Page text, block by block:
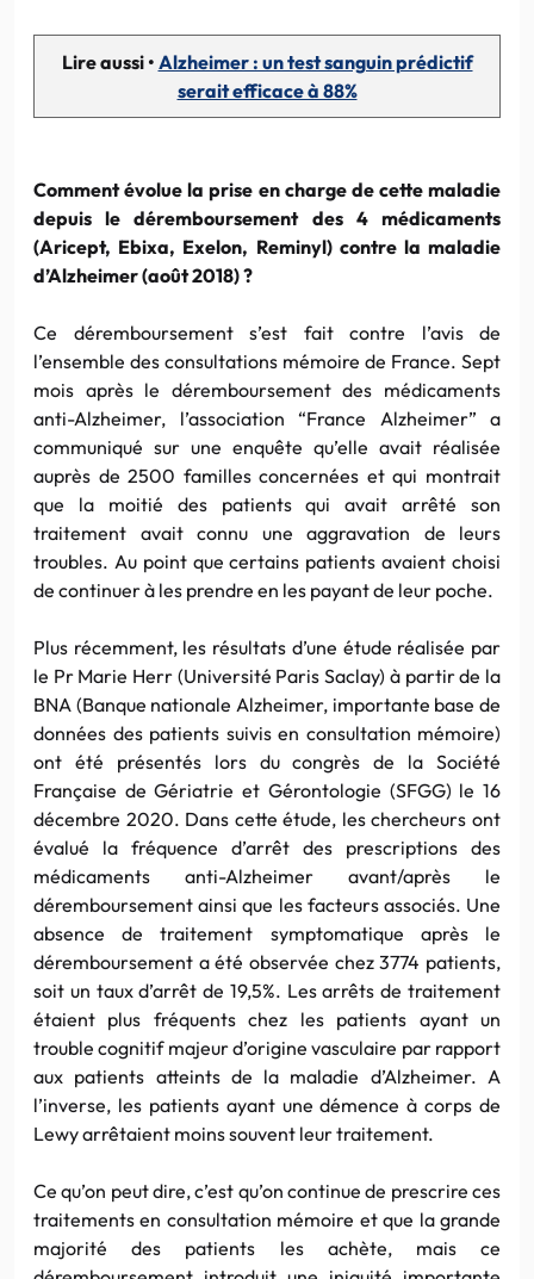
Lire aussi • Alzheimer : un test sanguin prédictif
serait efficace à 88%
Comment évolue la prise en charge de cette maladie
depuis le déremboursement des 4 médicaments
(Aricept, Ebixa, Exelon, Reminyl) contre la maladie
d’Alzheimer (août 2018) ?
Ce déremboursement s’est fait contre l’avis de
l’ensemble des consultations mémoire de France. Sept
mois après le déremboursement des médicaments
anti-Alzheimer, l’association “France Alzheimer” a
communiqué sur une enquête qu’elle avait réalisée
auprès de 2500 familles concernées et qui montrait
que la moitié des patients qui avait arrêté son
traitement avait connu une aggravation de leurs
troubles. Au point que certains patients avaient choisi
de continuer à les prendre en les payant de leur poche.
Plus récemment, les résultats d’une étude réalisée par
le Pr Marie Herr (Université Paris Saclay) à partir de la
BNA (Banque nationale Alzheimer, importante base de
données des patients suivis en consultation mémoire)
ont été présentés lors du congrès de la Société
Française de Gériatrie et Gérontologie (SFGG) le 16
décembre 2020. Dans cette étude, les chercheurs ont
évalué la fréquence d’arrêt des prescriptions des
médicaments anti-Alzheimer avant/après le
déremboursement ainsi que les facteurs associés. Une
absence de traitement symptomatique après le
déremboursement a été observée chez 3774 patients,
soit un taux d’arrêt de 19,5%. Les arrêts de traitement
étaient plus fréquents chez les patients ayant un
trouble cognitif majeur d’origine vasculaire par rapport
aux patients atteints de la maladie d’Alzheimer. A
l’inverse, les patients ayant une démence à corps de
Lewy arrêtaient moins souvent leur traitement.
Ce qu’on peut dire, c’est qu’on continue de prescrire ces
traitements en consultation mémoire et que la grande
majorité des patients les achète, mais ce